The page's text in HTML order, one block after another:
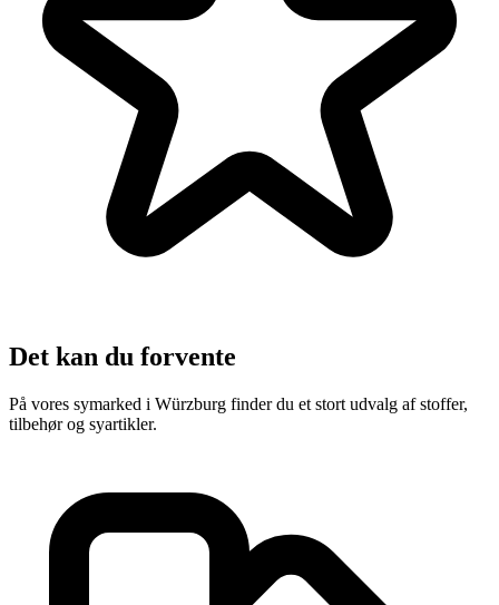
Det kan du forvente
På vores symarked i Würzburg finder du et stort udvalg af stoffer,
tilbehør og syartikler.